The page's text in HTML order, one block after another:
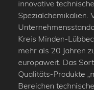
innovative
Spezialchemikalien.
Kreis Minden-
mehr als 20 Jahren
europaweit. Das
Qualitäts-Produkte
Bereichen